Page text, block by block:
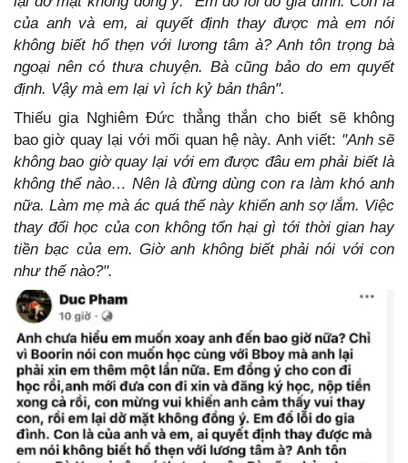
của anh và em, ai quyết định thay được mà em nói
không biết hổ thẹn với lương tâm à? Anh tôn trọng bà
ngoại nên có thưa chuyện. Bà cũng bảo do em quyết
định. Vậy mà em lại vì ích kỷ bản thân".
Thiếu gia Nghiêm Đức thẳng thắn cho biết sẽ không
bao giờ quay lại với mối quan hệ này. Anh viết: "Anh sẽ
không bao giờ quay lại với em được đâu em phải biết là
không thể nào… Nên là đừng dùng con ra làm khó anh
nữa. Làm mẹ mà ác quá thế này khiến anh sợ lắm. Việc
thay đổi học của con không tổn hại gì tới thời gian hay
tiền bạc của em. Giờ anh không biết phải nói với con
như thế nào?".